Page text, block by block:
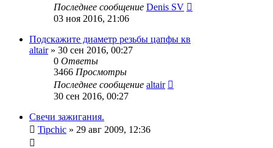
Последнее сообщение Denis SV
03 ноя 2016, 21:06
Подскажите диаметр резьбы цапфы кв
altair» 30 сен 2016, 00:27
0 Ответы
3466 Просмотры
Последнее сообщение altair
30 сен 2016, 00:27
Свечи зажигания.
Tipchic » 29 авг 2009, 12:36